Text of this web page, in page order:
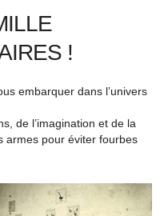
!
embarquer dans l’univers
de l’imagination et de la
armes pour éviter fourbes